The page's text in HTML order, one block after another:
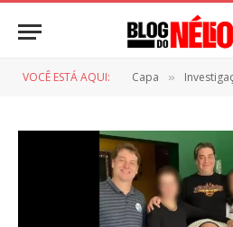
VOCÊ ESTÁ AQUI: Capa »